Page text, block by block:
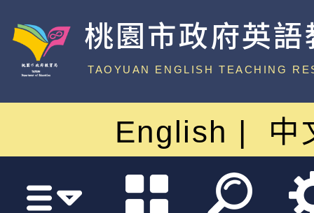
桃園市政府英
中心
TAOYUAN ENGLISH TEACHING
English 中